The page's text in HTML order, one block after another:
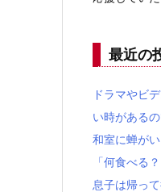
最近の
ドラマやビ
い時があるの
和室に蝉がい
「何食べる
息子は帰っ